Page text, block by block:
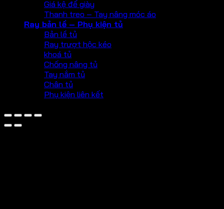
Giá kệ để giày
Thanh treo – Tay nâng móc áo
Ray bản lề – Phụ kiện tủ
Bản lề tủ
Ray trượt hộc kéo
khoá tủ
Chống nâng tủ
Tay nắm tủ
Chân tủ
Phụ kiện liên kết